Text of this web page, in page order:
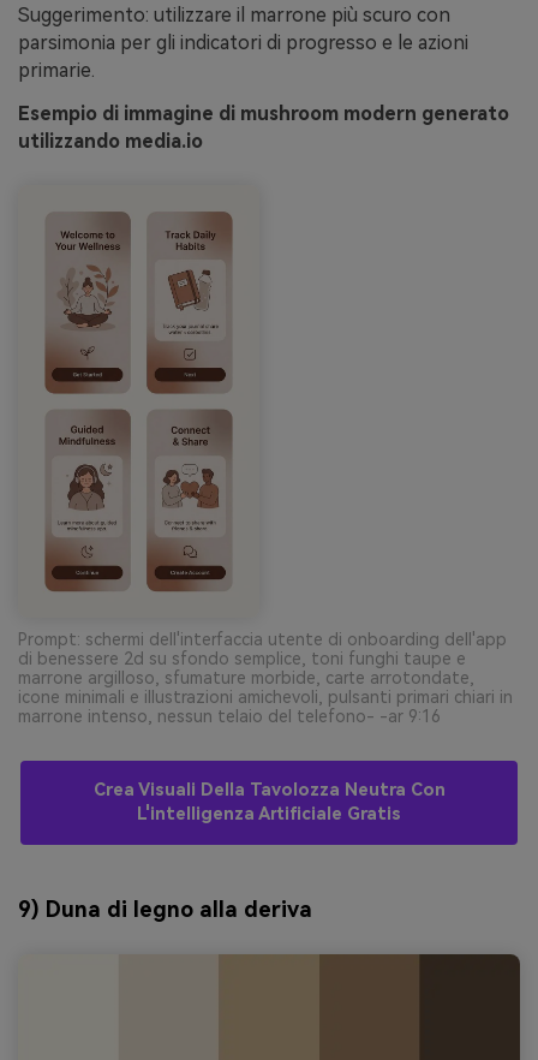
Suggerimento: utilizzare il marrone più scuro con
parsimonia per gli indicatori di progresso e le azioni
primarie.
Esempio di immagine di mushroom modern generato
utilizzando media.io
Prompt: schermi dell'interfaccia utente di onboarding dell'app
di benessere 2d su sfondo semplice, toni funghi taupe e
marrone argilloso, sfumature morbide, carte arrotondate,
icone minimali e illustrazioni amichevoli, pulsanti primari chiari in
marrone intenso, nessun telaio del telefono- -ar 9:16
Crea Visuali Della Tavolozza Neutra Con
L'intelligenza Artificiale Gratis
9) Duna di legno alla deriva